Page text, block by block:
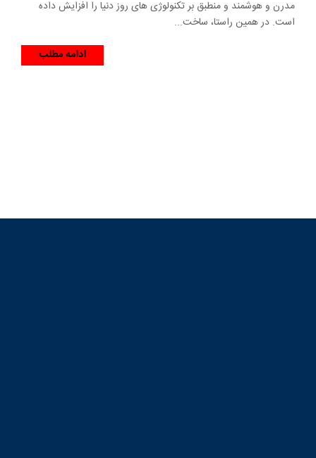
مدرن و هوشمند و منطبق بر تکنولوژی های روز دنیا را افزایش داده
است. در همین راستا، ساخت...
ادامه مطلب